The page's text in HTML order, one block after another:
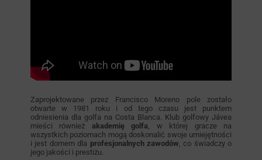
Zaprojektowane przez Francisco Moreno pole zostało
otwarte w 1981 roku i od tego czasu jest punktem
odniesienia dla golfa na Costa Blanca. Klub golfowy Jávea
mieści również akademię golfa, w której gracze na
wszystkich poziomach mogą doskonalić swoje umiejętności
i jest domem dla profesjonalnych zawodów, co świadczy o
jego jakości i prestiżu.